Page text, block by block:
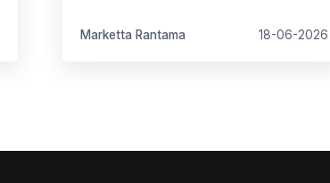
työntekijän osaamista täysimääräisesti
Marketta Rantama 18-06-2026